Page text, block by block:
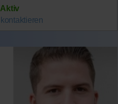
Aktiv
kontaktieren